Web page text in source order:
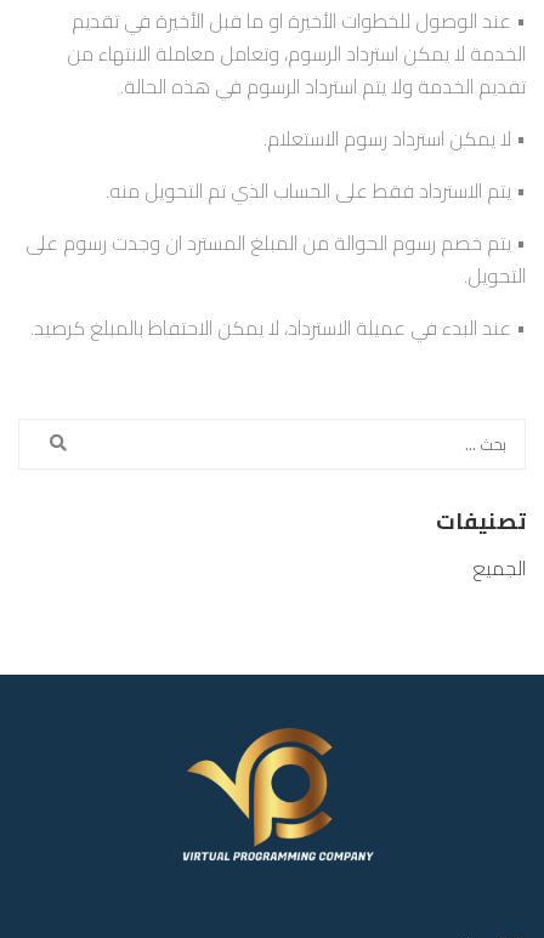
• عند الوصول للخطوات الأخيرة او ما قبل الأخيرة في تقديم
الخدمة لا يمكن استرداد الرسوم، وتعامل معاملة الانتهاء من
تقديم الخدمة ولا يتم استرداد الرسوم في هذه الحالة.
• لا يمكن استرداد رسوم الاستعلام.
• يتم الاسترداد فقط على الحساب الذي تم التحويل منه.
• يتم خصم رسوم الحوالة من المبلغ المسترد ان وجدت رسوم على
التحويل.
• عند البدء في عميلة الاسترداد، لا يمكن الاحتفاظ بالمبلغ كرصيد.
تصنيفات
الجميع